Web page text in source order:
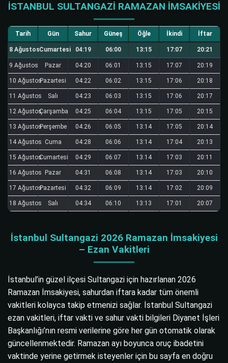
İSTANBUL SULTANGAZI RAMAZAN İMSAKIYESI
Tarih Gün Sahur Güneş Öğle İkindi İftar
8 AğustosCumartesi 04:19 06:00 13:15 17:07 20:21
9 Ağustos Pazar 04:20 06:01 13:15 17:07 20:19
10 AğustosPazartesi 04:22 06:02 13:15 17:06 20:18
11 Ağustos Salı 04:23 06:03 13:15 17:06 20:17
12 AğustosÇarşamba 04:25 06:04 13:15 17:05 20:15
13 AğustosPerşembe 04:26 06:05 13:14 17:05 20:14
14 Ağustos Cuma 04:28 06:06 13:14 17:04 20:13
15 AğustosCumartesi 04:29 06:07 13:14 17:03 20:11
16 Ağustos Pazar 04:31 06:08 13:14 17:03 20:10
17 AğustosPazartesi 04:32 06:09 13:14 17:02 20:09
18 Ağustos Salı 04:34 06:10 13:13 17:01 20:07
İstanbul Sultangazi 2026 Ramazan İmsakiyesi
– Ezan Vakitleri
İstanbul’in güzel ilçesi Sultangazi için hazırlanan 2026
Ramazan İmsakiyesi, sahurdan iftara kadar tüm önemli
vakitleri kolayca takip etmenizi sağlar. İstanbul Sultangazi
ezan vakitleri, iftar vakti ve sahur vakti bilgileri Diyanet İşleri
Başkanlığı’nın resmi verilerine göre her gün otomatik olarak
güncellenmektedir. Ramazan ayı boyunca oruç ibadetini
vaktinde yerine getirmek isteyenler için bu sayfa en doğru